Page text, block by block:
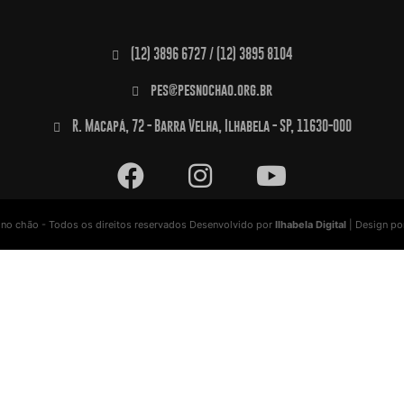
(12) 3896 6727 / (12) 3895 8104
pes@pesnochao.org.br
R. Macapá, 72 - Barra Velha, Ilhabela - SP, 11630-000
chão - Todos os direitos reservados Desenvolvido por Ilhabela Digital | Design